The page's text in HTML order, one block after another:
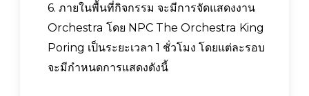
6. ภายในพื้นที่กิจกรรม จะมีการจัดแสดงงาน
Orchestra โดย NPC The Orchestra King
Poring เป็นระยะเวลา 1 ชั่วโมง โดยแต่ละรอบ
จะมีกำหนดการแสดงดังนี้